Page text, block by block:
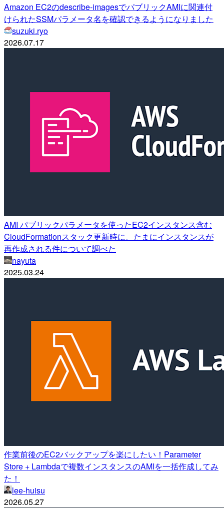
Amazon EC2のdescribe-imagesでパブリックAMIに関連付
けられたSSMパラメータ名を確認できるようになりました
suzuki.ryo
2026.07.17
AMI パブリックパラメータを使ったEC2インスタンス含む
CloudFormationスタック更新時に、たまにインスタンスが
再作成される件について調べた
nayuta
2025.03.24
作業前後のEC2バックアップを楽にしたい！Parameter
Store + Lambdaで複数インスタンスのAMIを一括作成してみ
た！
lee-huisu
2026.05.27